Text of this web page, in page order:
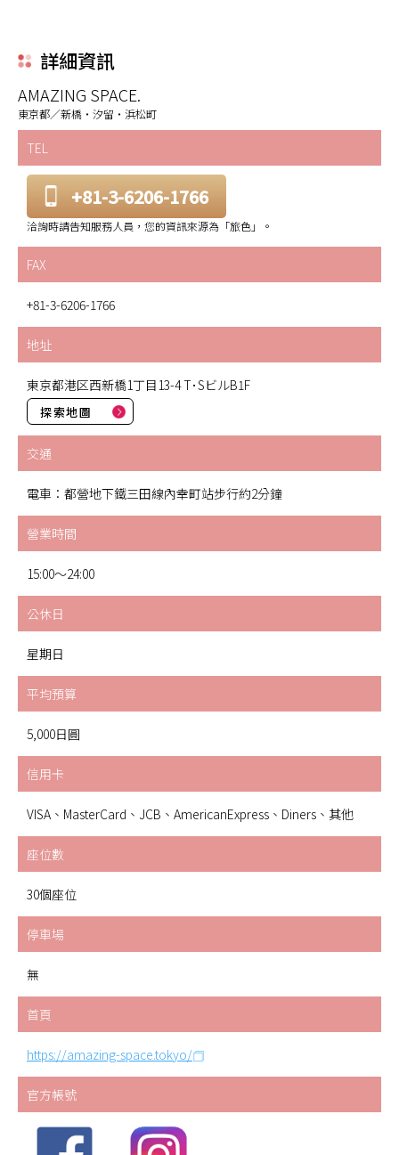
詳細資訊
AMAZING SPACE.
東京都／新橋・汐留・浜松町
TEL
+81-3-6206-1766
洽詢時請告知服務人員，您的資訊來源為「旅色」。
FAX
+81-3-6206-1766
地址
東京都港区西新橋1丁目13-4 T･SビルB1F
探索地圖
交通
電車：都營地下鐵三田線內幸町站步行約2分鐘
營業時間
15:00～24:00
公休日
星期日
平均預算
5,000日圓
信用卡
VISA、MasterCard、JCB、AmericanExpress、Diners、其他
座位數
30個座位
停車場
無
首頁
https://amazing-space.tokyo/
官方帳號